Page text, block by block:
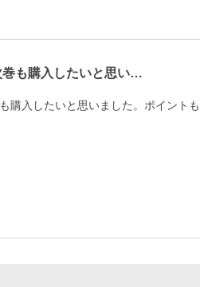
も購入したいと思い…
購入したいと思いました。ポイント